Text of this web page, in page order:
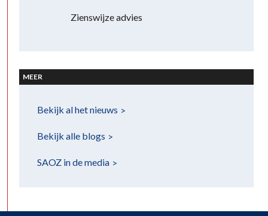
Zienswijze advies
MEER
Bekijk al hetnieuws
Bekijk alle blogs
SAOZ in demedia